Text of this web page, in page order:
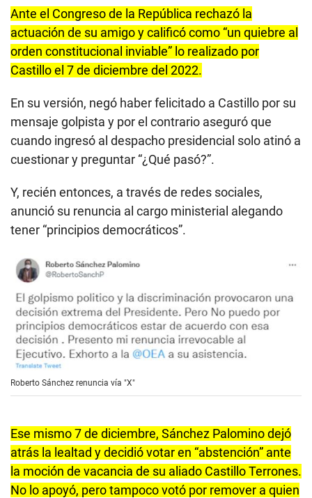
Ante el Congreso de la República rechazó la
actuación de su amigo y calificó como “un quiebre al
orden constitucional inviable” lo realizado por
Castillo el 7 de diciembre del 2022.
En su versión, negó haber felicitado a Castillo por su
mensaje golpista y por el contrario aseguró que
cuando ingresó al despacho presidencial solo atinó a
cuestionar y preguntar “¿Qué pasó?”.
Y, recién entonces, a través de redes sociales,
anunció su renuncia al cargo ministerial alegando
tener “principios democráticos”.
Roberto Sánchez renuncia vía "X"
Ese mismo 7 de diciembre, Sánchez Palomino dejó
atrás la lealtad y decidió votar en “abstención” ante
la moción de vacancia de su aliado Castillo Terrones.
No lo apoyó, pero tampoco votó por remover a quien